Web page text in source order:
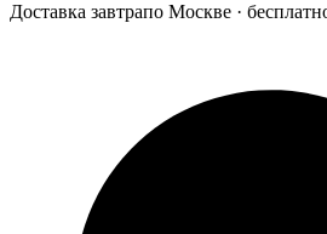
Доставка завтрапо Москве ·